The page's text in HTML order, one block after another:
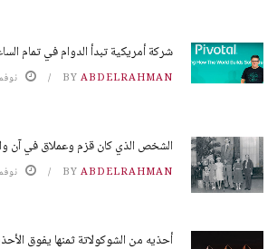
شركة أمريكية تبدأ الدوام في تمام الساعة 9:06 صباحا
BY ABDELRAHMAN نوفمبر
الشخص الذي كان قزم وعملاق في آن
BY ABDELRAHMAN نوفمبر
أحذيه من الشوكولاتة ثمنها يفوق